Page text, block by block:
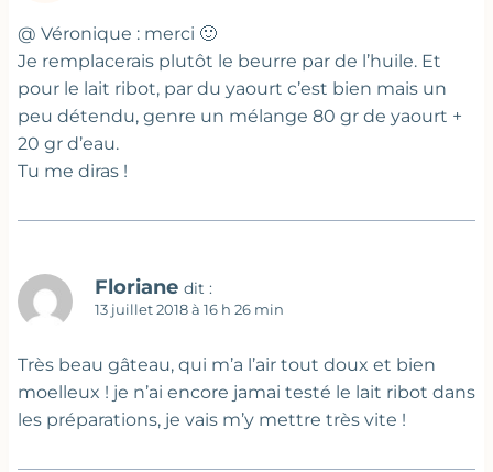
@ Véronique : merci 🙂
Je remplacerais plutôt le beurre par de l’huile. Et
pour le lait ribot, par du yaourt c’est bien mais un
peu détendu, genre un mélange 80 gr de yaourt +
20 gr d’eau.
Tu me diras !
Floriane dit :
13 juillet 2018 à 16 h 26 min
Très beau gâteau, qui m’a l’air tout doux et bien
moelleux ! je n’ai encore jamai testé le lait ribot dans
les préparations, je vais m’y mettre très vite !